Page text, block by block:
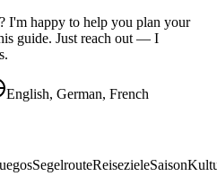
I'm happy to help you plan your
guide. Just reach out — I
English, German, French
SegelrouteReisezieleSaison